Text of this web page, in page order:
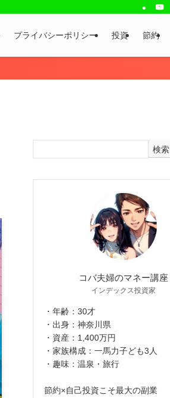
プライバシーポリシー 投資 節約
検索
コバ夫婦のマネー講座
インデックス投資家
・年齢：30才
・出身：神奈川県
・資産：1,400万円
・家族構成：一馬力子ども3人
・趣味：温泉・旅行
節約×自己投資こそ最大の副業